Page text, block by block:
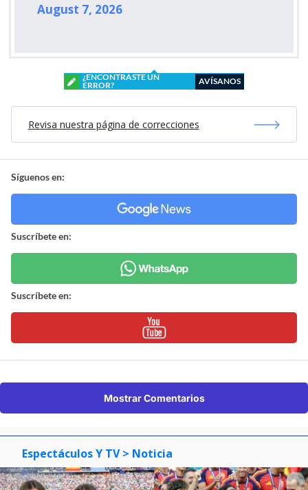
August 7, 2026
¿ENCONTRASTE UN
ERROR?
AVÍSANOS
Revisa nuestra página de correcciones
Síguenos en:
Suscríbete en:
Suscríbete en:
Mostrar Comentarios
Espectáculos Y TV > Noticia